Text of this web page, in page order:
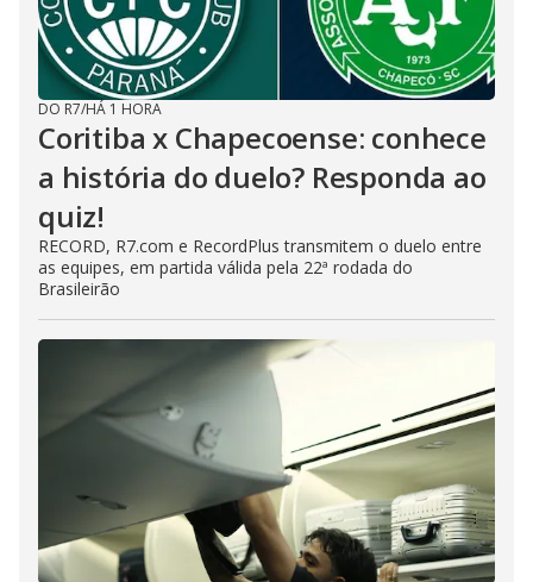
DO R7/HÁ 1 HORA
Coritiba x Chapecoense: conhece
a história do duelo? Responda ao
quiz!
RECORD, R7.com e RecordPlus transmitem o duelo entre
as equipes, em partida válida pela 22ª rodada do
Brasileirão